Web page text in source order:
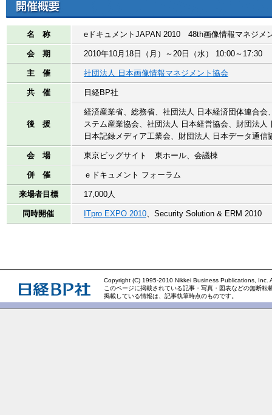
名 称 eドキュメントJAPAN 2010 48th画像情報マネジメ
会 期 2010年10月18日（月）～20日（水） 10:00～17:30
主 催 社団法人 日本画像情報マネジメント協会
共 催 日経BP社
後 援
経済産業省、総務省、社団法人 日本経済団体連合
ステム産業協会、社団法人 日本経営協会、財団法
日本記録メディア工業会、財団法人 日本データ通信
会 場 東京ビッグサイト 東ホール、会議棟
併 催 ｅドキュメント フォーラム
来場者目標 17,000人
同時開催 ITpro EXPO 2010、 Security Solution & ERM 2010
Copyright (C) 1995-2010 Nikkei Business Publications, Inc.
このページに掲載されている記事・写真・図表などの無断
掲載している情報は、記事執筆時点のものです。